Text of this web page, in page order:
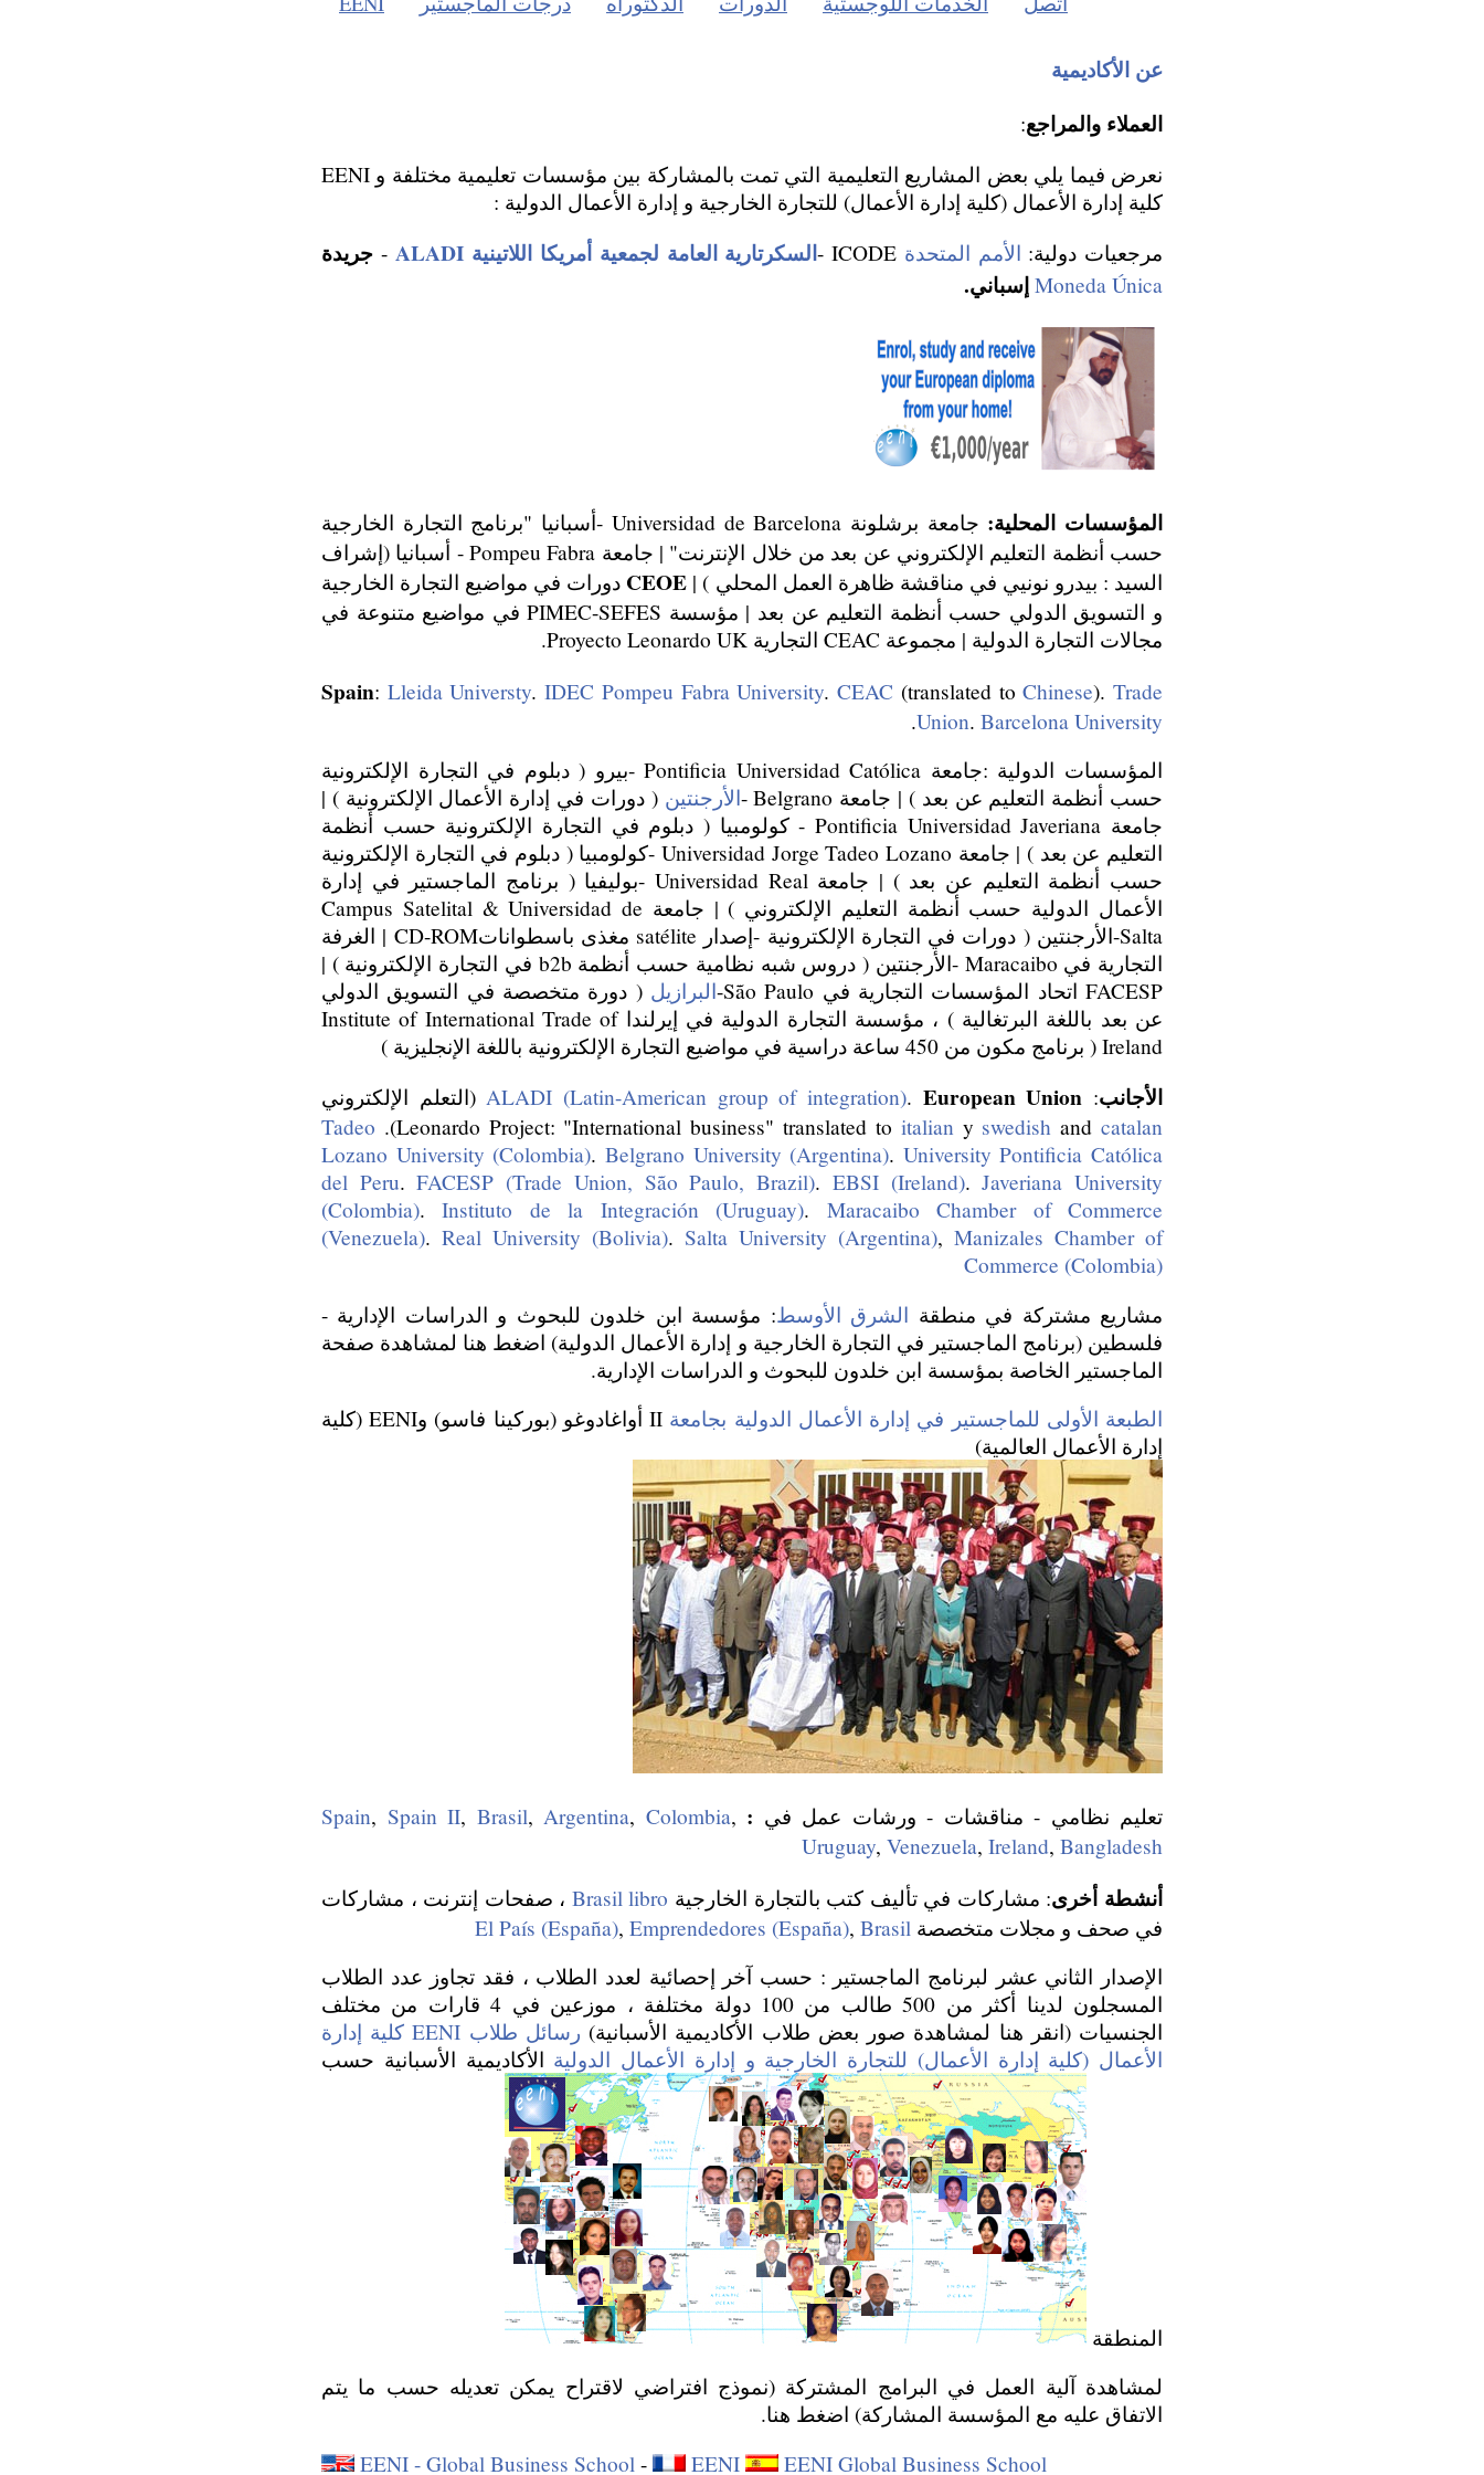
عن الأكاديمية
العملاء والمراجع:
نعرض فيما يلي بعض المشاريع التعليمية التي تمت بالمشاركة بين مؤسسات تعليمية مختلفة و EENI
كلية إدارة الأعمال (كلية إدارة الأعمال) للتجارة الخارجية و إدارة الأعمال الدولية :
مرجعيات دولية: الأمم المتحدة السكرتارية العامة لجمعية أمريكا اللاتينية ALADI - جريدة
Moneda Única إسباني.
المؤسسات المحلية:
جامعة برشلونة Universidad de Barcelona -أسبانيا "برنامج التجارة الخارجية
حسب أنظمة التعليم الإلكتروني عن بعد من خلال الإنترنت" | جامعة Pompeu Fabra - أسبانيا (إشراف
السيد : بيدرو نونيي في مناقشة ظاهرة العمل المحلي ) | CEOE دورات في مواضيع التجارة الخارجية
و التسويق الدولي حسب أنظمة التعليم عن بعد | مؤسسة PIMEC-SEFES في مواضيع متنوعة في
مجالات التجارة الدولية | مجموعة CEAC التجارية Proyecto Leonardo UK.
Spain: Lleida Universty.IDEC Pompeu Fabra University.CEAC (translated toChinese).Trade
Union. Barcelona University
.
المؤسسات الدولية :جامعة Pontificia Universidad Católica -بيرو ( دبلوم في التجارة الإلكترونية
حسب أنظمة التعليم عن بعد ) | جامعة Belgrano -
الأرجنتين ( دورات في إدارة الأعمال الإلكترونية ) |
جامعة Pontificia Universidad Javeriana - كولومبيا ( دبلوم في التجارة الإلكترونية حسب أنظمة
التعليم عن بعد ) | جامعة Universidad Jorge Tadeo Lozano -كولومبيا ( دبلوم في التجارة الإلكترونية
حسب أنظمة التعليم عن بعد ) | جامعة Universidad Real -بوليفيا ( برنامج الماجستير في إدارة
الأعمال الدولية حسب أنظمة التعليم الإلكتروني ) | جامعة Campus Satelital & Universidad de
Salta-الأرجنتين ( دورات في التجارة الإلكترونية -إصدار satélite مغذى باسطواناتCD-ROM | الغرفة
التجارية في Maracaibo -الأرجنتين ( دروس شبه نظامية حسب أنظمة b2b في التجارة الإلكترونية ) |
FACESP اتحاد المؤسسات التجارية في São Paulo-
البرازيل ( دورة متخصصة في التسويق الدولي
عن بعد باللغة البرتغالية ) ، مؤسسة التجارة الدولية في إيرلندا Institute of International Trade of
Ireland ( برنامج مكون من 450 ساعة دراسية في مواضيع التجارة الإلكترونية باللغة الإنجليزية )
الأجانب:
ALADI (Latin-American group of integration). European Union
(التعلم الإلكتروني
Leonardo Project: "International business" translated to italiany swedish andcatalan
).
Tadeo
Lozano University (Colombia). Belgrano University (Argentina). University Pontificia Católica
del Peru.FACESP (Trade Union, São Paulo, Brazil). EBSI (Ireland).Javeriana University
(Colombia).Instituto de la Integración (Uruguay). Maracaibo Chamber of Commerce
(Venezuela). Real University (Bolivia). Salta University (Argentina), Manizales Chamber of
Commerce (Colombia)
مشاريع مشتركة في منطقة الشرق الأوسط: مؤسسة ابن خلدون للبحوث و الدراسات الإدارية -
فلسطين (برنامج الماجستير في التجارة الخارجية و إدارة الأعمال الدولية) اضغط هنا لمشاهدة صفحة
الماجستير الخاصة بمؤسسة ابن خلدون للبحوث و الدراسات الإدارية.
الطبعة الأولى للماجستير في إدارة الأعمال الدولية بجامعة
II أواغادوغو (بوركينا فاسو) وEENI (كلية
إدارة الأعمال العالمية)
تعليم نظامي - مناقشات - ورشات عمل في :
Spain, Spain II, Brasil, Argentina, Colombia,
Uruguay, Venezuela, Ireland, Bangladesh
أنشطة أخرى: مشاركات في تأليف كتب بالتجارة الخارجية Brasil libro ، صفحات إنترنت ، مشاركات
في صحف و مجلات متخصصة
El País (España), Emprendedores (España), Brasil
الإصدار الثاني عشر لبرنامج الماجستير : حسب آخر إحصائية لعدد الطلاب ، فقد تجاوز عدد الطلاب
المسجلون لدينا أكثر من 500 طالب من 100 دولة مختلفة ، موزعين في 4 قارات من مختلف
الجنسيات (انقر هنا لمشاهدة صور بعض طلاب الأكاديمية الأسبانية)
رسائل طلاب EENI كلية إدارة
الأعمال (كلية إدارة الأعمال) للتجارة الخارجية و إدارة الأعمال الدولية الأكاديمية الأسبانية حسب
المنطقة
لمشاهدة آلية العمل في البرامج المشتركة (نموذج افتراضي لاقتراح يمكن تعديله حسب ما يتم
الاتفاق عليه مع المؤسسة المشاركة) اضغط هنا.
EENI - Global Business School - EENI EENI Global Business School